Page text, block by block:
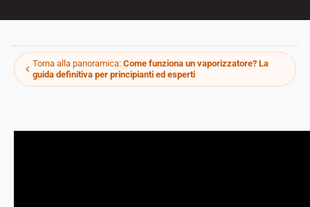
Torna alla panoramica: Come funziona un vaporizzatore? La
guida definitiva per principianti ed esperti